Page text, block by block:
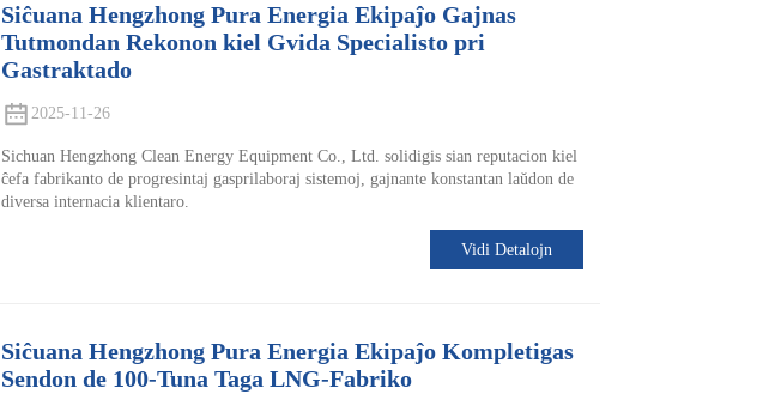
Siĉuana Hengzhong Pura Energia Ekipaĵo Gajnas
Tutmondan Rekonon kiel Gvida Specialisto pri
Gastraktado
2025-11-26
Sichuan Hengzhong Clean Energy Equipment Co., Ltd. solidigis sian reputacion kiel
ĉefa fabrikanto de progresintaj gasprilaboraj sistemoj, gajnante konstantan laŭdon de
diversa internacia klientaro.
Vidi Detalojn
Siĉuana Hengzhong Pura Energia Ekipaĵo Kompletigas
Sendon de 100-Tuna Taga LNG-Fabriko